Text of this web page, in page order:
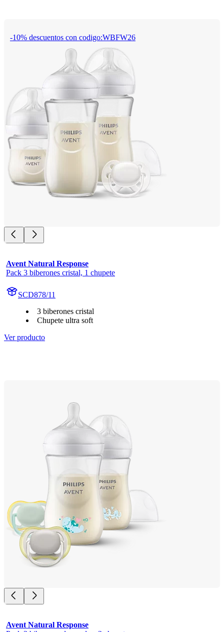
-10% descuentos con codigo:WBFW26
Avent Natural Response
Pack 3 biberones cristal, 1 chupete
SCD878/11
3 biberones cristal
Chupete ultra soft
Ver producto
Avent Natural Response